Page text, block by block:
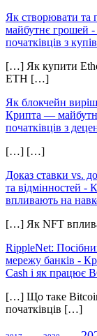
Як створювати та
майбутнє грошей -
початківців з
[…] Як купити
ETH […]
Як блокчейн
Крипта —
початківців з
[…] […]
Доказ ставки vs.
та відмінностей
впливають на
[…] Як NFT
RippleNet:
мережу банків -
Cash і як працює
[…] Що таке Bitcoin
початківців […]